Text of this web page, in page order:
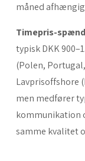
måned
Timepris-
typisk DKK
(Polen,
Lavprisoffshore
men medfører
kommunikation
samme kvalitet